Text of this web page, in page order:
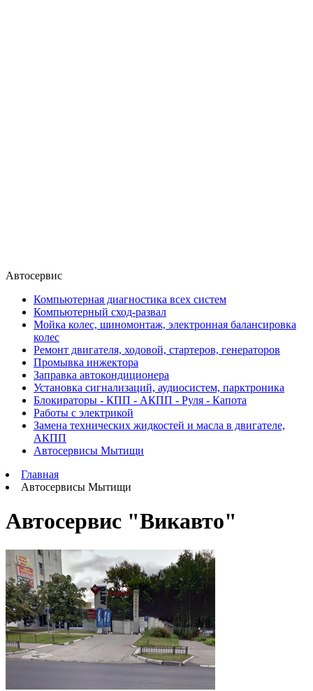
Автосервис
Компьютерная диагностика всех систем
Компьютерный сход-развал
Мойка колес, шиномонтаж, электронная балансировка
колес
Ремонт двигателя, ходовой, стартеров, генераторов
Промывка инжектора
Заправка автокондиционера
Установка сигнализаций, аудиосистем, парктроника
Блокираторы - КПП - АКПП - Руля - Капота
Работы с электрикой
Замена технических жидкостей и масла в двигателе,
АКПП
Автосервисы Мытищи
Главная
Автосервисы Мытищи
Автосервис "Викавто"